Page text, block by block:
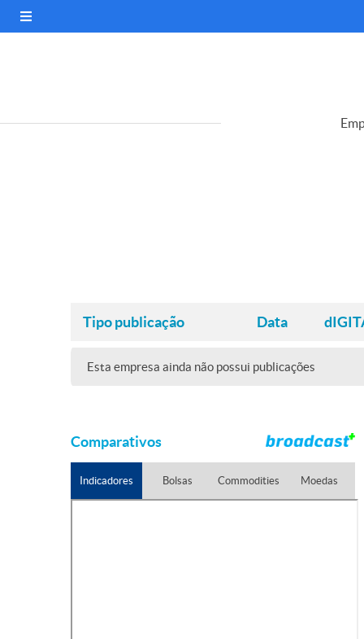
Tipo publicação Data
Esta empresa ainda não possui publicações
Comparativos
Indicadores Bolsas Commodities Moedas